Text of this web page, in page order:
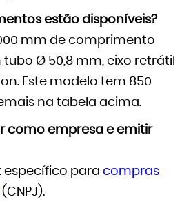
estão disponíveis?
mm de comprimento
Ø 50,8 mm, eixo retrátil
Este modelo tem 850
na tabela acima.
como empresa e emitir
específico para compras
(CNPJ).